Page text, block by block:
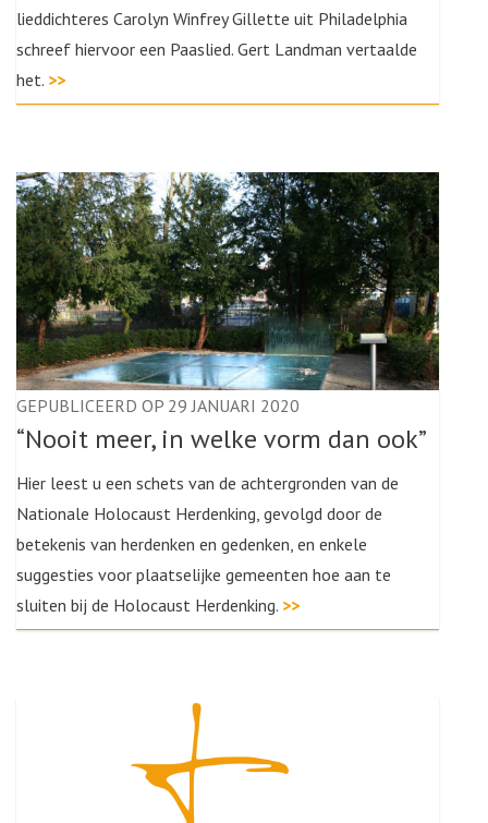
lieddichteres Carolyn Winfrey Gillette uit Philadelphia
schreef hiervoor een Paaslied. Gert Landman vertaalde
het. >>
GEPUBLICEERD OP 29 JANUARI 2020
“Nooit meer, in welke vorm dan ook”
Hier leest u een schets van de achtergronden van de
Nationale Holocaust Herdenking, gevolgd door de
betekenis van herdenken en gedenken, en enkele
suggesties voor plaatselijke gemeenten hoe aan te
sluiten bij de Holocaust Herdenking. >>